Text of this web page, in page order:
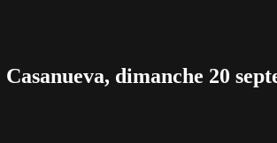
Casanueva, dimanche 20